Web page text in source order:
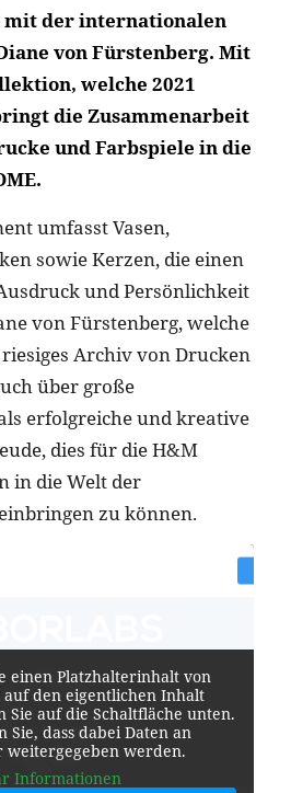
mit der internationalen
von Fürstenberg. Mit
welche 2021
die Zusammenarbeit
und Farbspiele in die
umfasst Vasen,
sowie Kerzen, die einen
und Persönlichkeit
von Fürstenberg, welche
Archiv von Drucken
über große
erfolgreiche und kreative
dies für die H&M
in die Welt der
zu können.
einen Platzhalterinhalt von
auf den eigentlichen Inhalt
Sie auf die Schaltfläche unten.
Sie, dass dabei Daten an
werden.
Informationen